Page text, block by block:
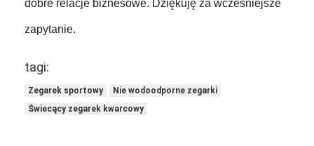
dobre relacje biznesowe. Dziękuję za wcześniejsze
zapytanie.
tagi:
Zegarek sportowy
Nie wodoodporne zegarki
Świecący zegarek kwarcowy